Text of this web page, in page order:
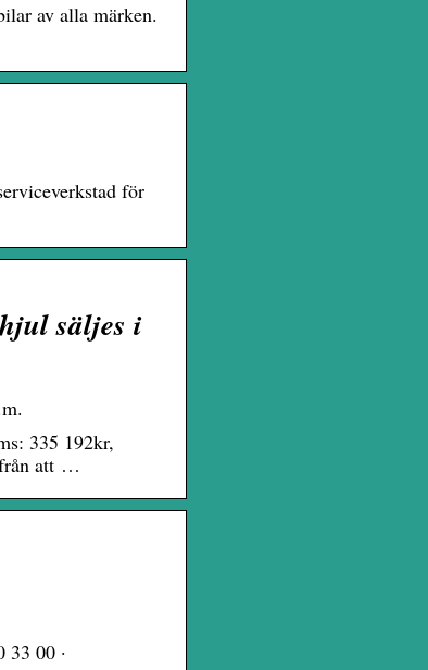
av alla märken.
för
säljes i
335 192kr,
att …
00 ·